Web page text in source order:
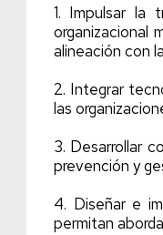
1. Impulsar la
organizacional
alineación con
2. Integrar
las
3. Desarrollar
prevención y
4. Diseñar e
permitan